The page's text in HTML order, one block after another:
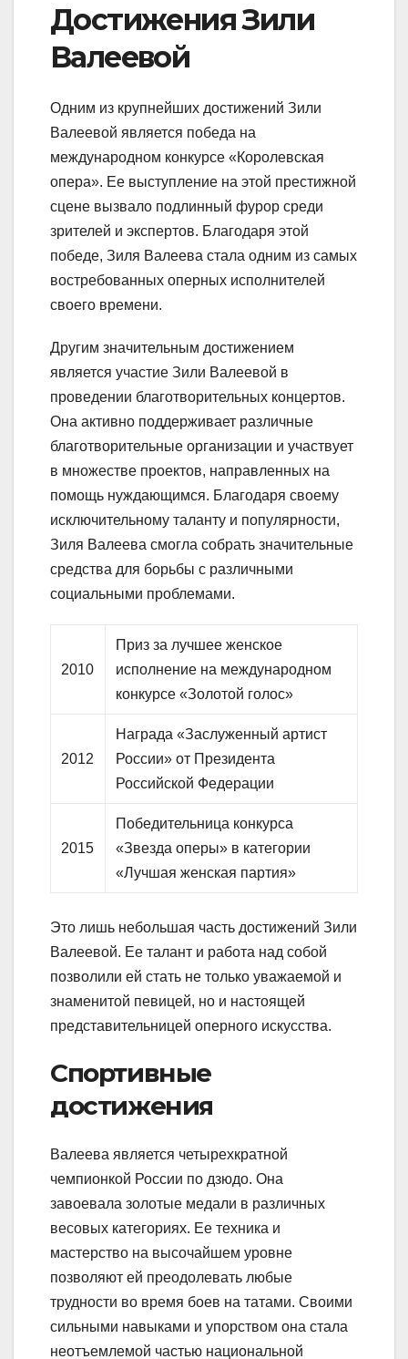
Достижения Зили
Валеевой
Одним из крупнейших достижений Зили
Валеевой является победа на
международном конкурсе «Королевская
опера». Ее выступление на этой престижной
сцене вызвало подлинный фурор среди
зрителей и экспертов. Благодаря этой
победе, Зиля Валеева стала одним из самых
востребованных оперных исполнителей
своего времени.
Другим значительным достижением
является участие Зили Валеевой в
проведении благотворительных концертов.
Она активно поддерживает различные
благотворительные организации и участвует
в множестве проектов, направленных на
помощь нуждающимся. Благодаря своему
исключительному таланту и популярности,
Зиля Валеева смогла собрать значительные
средства для борьбы с различными
социальными проблемами.
2010
Приз за лучшее женское
исполнение на международном
конкурсе «Золотой голос»
2012
Награда «Заслуженный артист
России» от Президента
Российской Федерации
2015
Победительница конкурса
«Звезда оперы» в категории
«Лучшая женская партия»
Это лишь небольшая часть достижений Зили
Валеевой. Ее талант и работа над собой
позволили ей стать не только уважаемой и
знаменитой певицей, но и настоящей
представительницей оперного искусства.
Спортивные
достижения
Валеева является четырехкратной
чемпионкой России по дзюдо. Она
завоевала золотые медали в различных
весовых категориях. Ее техника и
мастерство на высочайшем уровне
позволяют ей преодолевать любые
трудности во время боев на татами. Своими
сильными навыками и упорством она стала
неотъемлемой частью национальной